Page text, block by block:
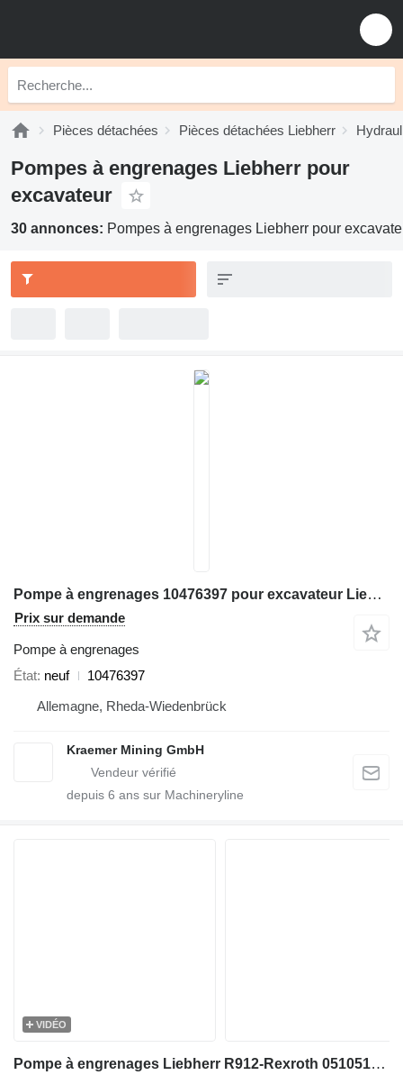
Pièces détachées Pièces détachées Liebherr
Pompes à engrenages Liebherr pour
excavateur
30 annonces: Pompes à engrenages Liebherr pour
Pompe à engrenages 10476397 pour excavateur Liebherr
Prix sur demande
Pompe à engrenages
État neuf
10476397
Allemagne, Rheda-Wiedenbrück
Kraemer Mining GmbH
depuis 6 ans sur Machineryline
VIDÉO
Pompe à engrenages Liebherr R912-Rexroth 0510515006-Gearpump/Zahnradpumpe pour excavateur